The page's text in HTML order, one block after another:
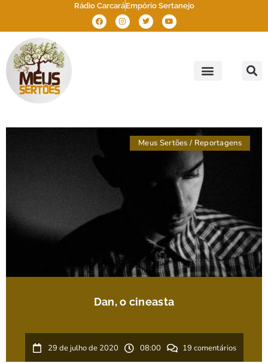
Rádio CarcaráEmpório Sertanejo
Meus Sertões / Reportagens
Dan, o cineasta
29 de julho de 2020 08:00 19 comentários